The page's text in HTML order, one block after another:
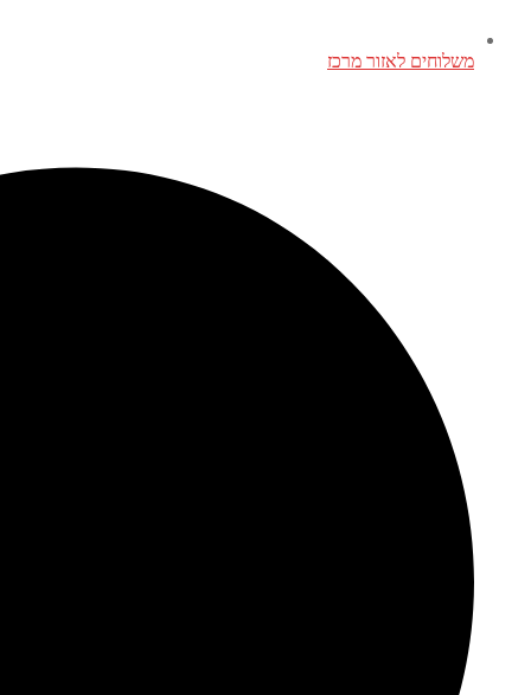
משלוחים לאזור מרכז